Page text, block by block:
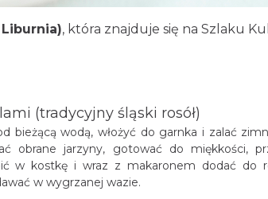
, która znajduje się na Szlaku
(tradycyjny śląski rosół)
bieżącą wodą, włożyć do garnka i zalać
obrane jarzyny, gotować do miękkości,
w kostkę i wraz z makaronem dodać do
w wygrzanej wazie.